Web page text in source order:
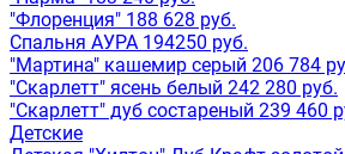
"Флоренция" 188 628 руб.
Спальня АУРА 194250 руб.
"Мартина" кашемир серый 206 784
"Скарлетт" ясень белый 242 280 руб.
"Скарлетт" дуб состареный 239 460
Детские